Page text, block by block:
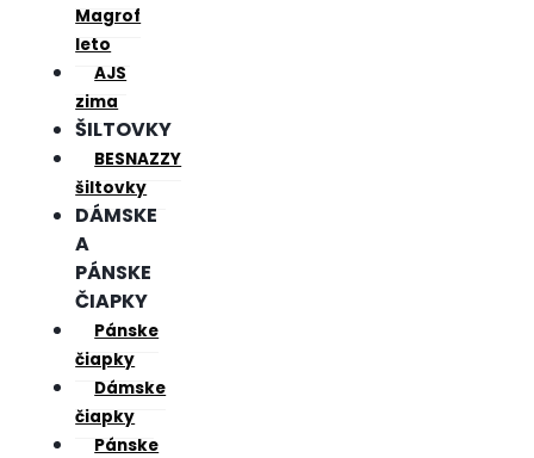
Magrof
leto
AJS
zima
ŠILTOVKY
BESNAZZY
šiltovky
DÁMSKE
A
PÁNSKE
ČIAPKY
Pánske
čiapky
Dámske
čiapky
Pánske